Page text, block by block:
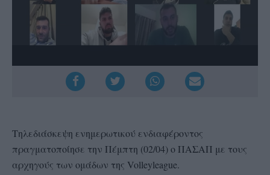
Τηλεδιάσκεψη ενημερωτικού ενδιαφέροντος
πραγματοποίησε την Πέμπτη (02/04) ο ΠΑΣΑΠ με τους
αρχηγούς των ομάδων της Volleyleague.